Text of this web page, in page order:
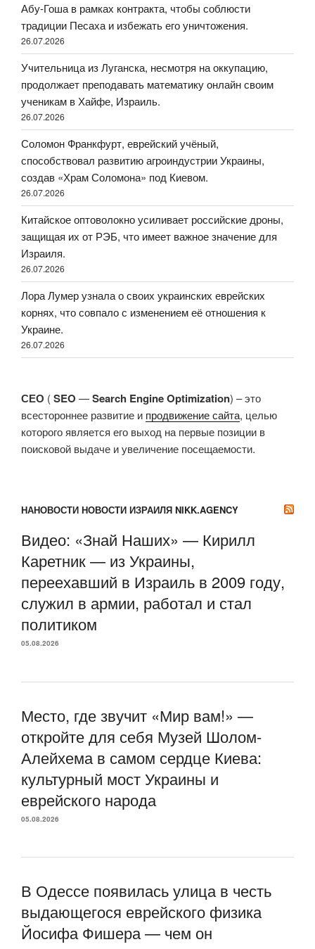
Абу-Гоша в рамках контракта, чтобы соблюсти
традиции Песаха и избежать его уничтожения.
26.07.2026
Учительница из Луганска, несмотря на оккупацию,
продолжает преподавать математику онлайн своим
ученикам в Хайфе, Израиль.
26.07.2026
Соломон Франкфурт, еврейский учёный,
способствовал развитию агроиндустрии Украины,
создав «Храм Соломона» под Киевом.
26.07.2026
Китайское оптоволокно усиливает российские дроны,
защищая их от РЭБ, что имеет важное значение для
Израиля.
26.07.2026
Лора Лумер узнала о своих украинских еврейских
корнях, что совпало с изменением её отношения к
Украине.
26.07.2026
СЕО (SEO —Search Engine Optimization) – это
всестороннее развитие и продвижение сайта, целью
которого является его выход на первые позиции в
поисковой выдаче и увеличение посещаемости.
НАНОВОСТИ НОВОСТИ ИЗРАИЛЯ NIKK.AGENCY
Видео: «Знай Наших» — Кирилл
Каретник — из Украины,
переехавший в Израиль в 2009 году,
служил в армии, работал и стал
политиком
05.08.2026
Место, где звучит «Мир вам!» —
откройте для себя Музей Шолом-
Алейхема в самом сердце Киева:
культурный мост Украины и
еврейского народа
05.08.2026
В Одессе появилась улица в честь
выдающегося еврейского физика
Йосифа Фишера — чем он